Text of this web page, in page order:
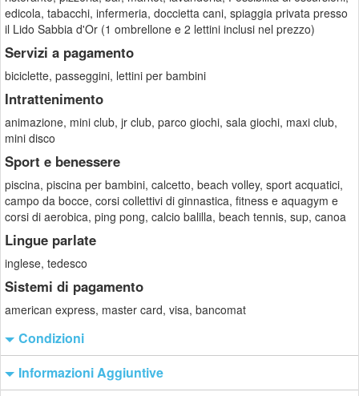
edicola, tabacchi, infermeria, doccietta cani, spiaggia privata presso
il Lido Sabbia d'Or (1 ombrellone e 2 lettini inclusi nel prezzo)
Servizi a pagamento
biciclette, passeggini, lettini per bambini
Intrattenimento
animazione, mini club, jr club, parco giochi, sala giochi, maxi club,
mini disco
Sport e benessere
piscina, piscina per bambini, calcetto, beach volley, sport acquatici,
campo da bocce, corsi collettivi di ginnastica, fitness e aquagym e
corsi di aerobica, ping pong, calcio balilla, beach tennis, sup, canoa
Lingue parlate
inglese, tedesco
Sistemi di pagamento
american express, master card, visa, bancomat
Condizioni
Informazioni Aggiuntive